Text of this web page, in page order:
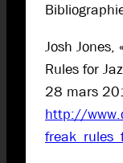
Josh Jones,
Rules for
28 mars
http://